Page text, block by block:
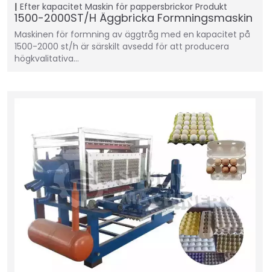
Efter kapacitet Maskin för pappersbrickor Produkt
1500-2000ST/H Äggbricka Formningsmaskin
Maskinen för formning av äggtråg med en kapacitet på
1500-2000 st/h är särskilt avsedd för att producera
högkvalitativa…